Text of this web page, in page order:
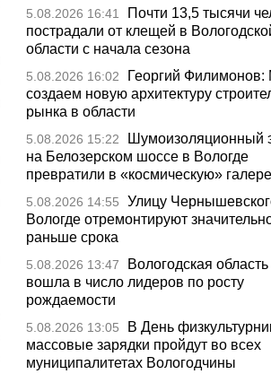
5.08.2026 16:41
Почти 13,5 тысячи
пострадали от клещей в
области с начала сезона
5.08.2026 16:02
Георгий
создаем новую архитектуру
рынка в области
5.08.2026 15:22
Шумоизоляционный
на Белозерском шоссе в Вологде
превратили в «космическую»
5.08.2026 14:55
Улицу
Вологде отремонтируют
раньше срока
5.08.2026 13:47
Вологодская область
вошла в число лидеров по росту
рождаемости
5.08.2026 13:05
В День
массовые зарядки пройдут во всех
муниципалитетах Вологодчины